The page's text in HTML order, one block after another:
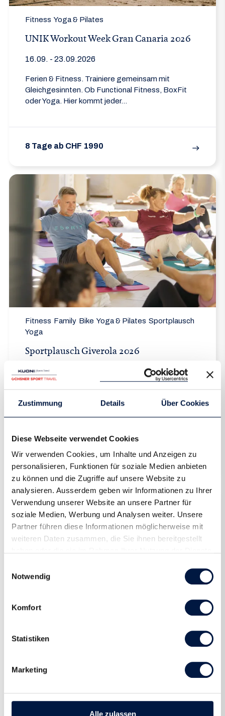
Zustimmung Details Über Cookies
Diese Webseite verwendet Cookies
Wir verwenden Cookies, um Inhalte und Anzeigen zu
personalisieren, Funktionen für soziale Medien anbieten
zu können und die Zugriffe auf unsere Website zu
analysieren. Ausserdem geben wir Informationen zu Ihrer
Verwendung unserer Website an unsere Partner für
soziale Medien, Werbung und Analysen weiter. Unsere
Partner führen diese Informationen möglicherweise mit
weiteren Daten zusammen, die Sie ihnen bereitgestellt
Notwendig
Komfort
Statistiken
Marketing
Alle zulassen
Fitness Yoga & Pilates
UNIK Workout Week Gran Canaria 2026
16.09. - 23.09.2026
Ferien & Fitness. Trainiere gemeinsam mit
Gleichgesinnten. Ob Functional Fitness, BoxFit
oder Yoga. Hier kommt jeder...
8 Tage ab CHF 1990 east
Fitness Family Bike Yoga & Pilates Sportplausch
Yoga
Sportplausch Giverola 2026
02.10. - 09.10.2026
Geniesse eine Herbstwoche an der Costa Brava in
Spanien mit grossen Sportpersönlichkeiten und
8 Tage ab CHF 1750
15.10. - 19.10.2026
Geniesse ein verlängertes Wochenende voller
Padel unter der spanischen Sonne. Egal, ob du